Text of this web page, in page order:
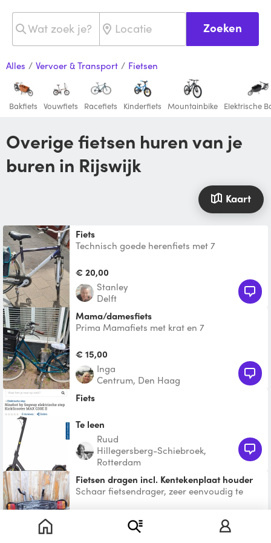
Zoeken
Alles / Vervoer & Transport / Fietsen
Bakfiets Vouwfiets Racefiets Kinderfiets Mountainbike Elektrische
Overige fietsen huren van je
buren in Rijswijk
Kaart
Fiets
Technisch goede herenfiets met 7
185cm
€ 20,00
Stanley
Delft
Mama/damesfiets
Prima Mamafiets met krat en 7
€ 15,00
Inga
Centrum, Den Haag
fiets
Te leen
Ruud
Hillegersberg-Schiebroek,
Rotterdam
Fietsen dragen incl. Kentekenplaat houder
Schaar fietsendrager, zeer eenvoudig te